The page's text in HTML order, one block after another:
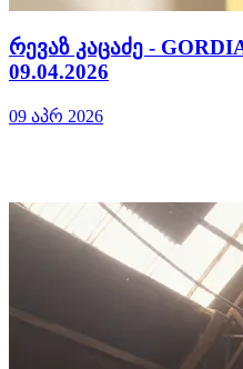
რევაზ კაცაძე -
09.04.2026
09 აპრ 2026